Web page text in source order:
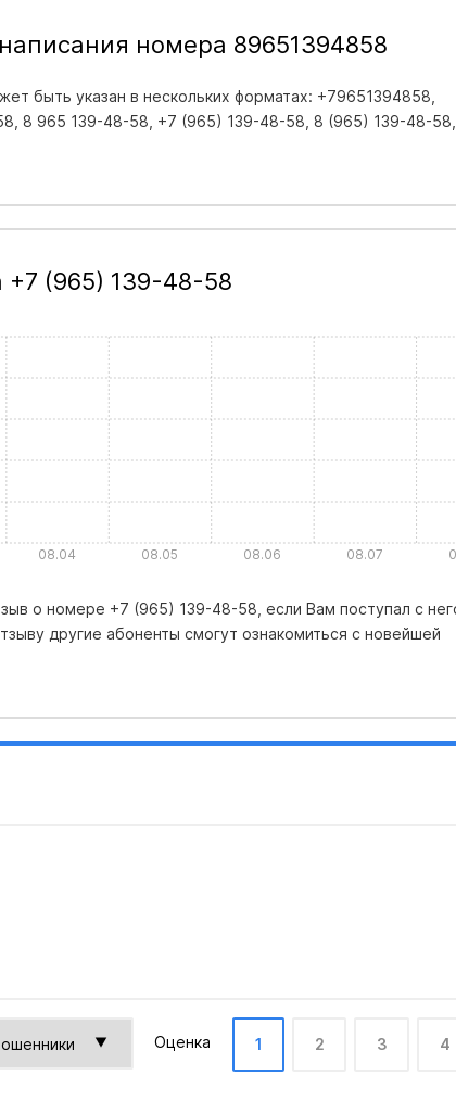
номера 89651394858
быть указан в нескольких форматах: +79651394858,
8 965 139-48-58, +7 (965) 139-48-58, 8 (965) 139-48-58,
(965) 139-48-58
08.04 08.05 08.06 08.07
о номере +7 (965) 139-48-58, если Вам поступал с
другие абоненты смогут ознакомиться с новейшей
Оценка 1 2 3 4